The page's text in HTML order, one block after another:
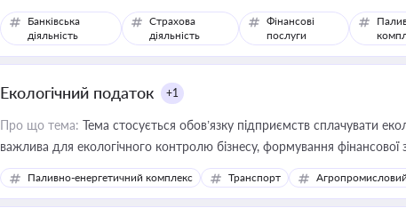
Банківська
діяльність
Страхова
діяльність
Фінансові
послуги
Екологічний податок +1
Про що тема: Тема стосується обов’язку підприємств сплачувати
важлива для екологічного контролю бізнесу, формування
законодавства
Паливно-енергетичний комплекс Транспорт